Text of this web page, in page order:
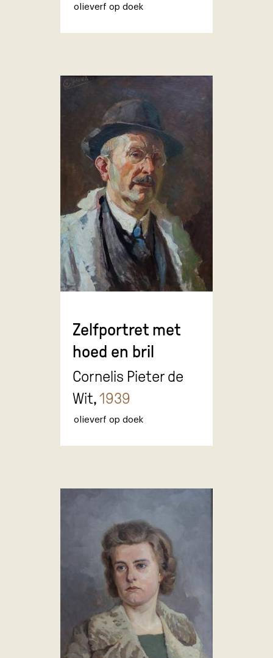
olieverf op doek
Zelfportret met
hoed en bril
Cornelis Pieter de
Wit,1939
olieverf op doek